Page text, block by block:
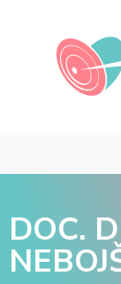
DOC.